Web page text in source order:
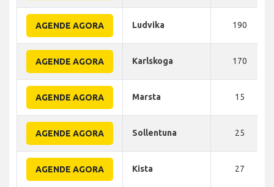
AGENDE AGORA Ludvika 190
AGENDE AGORA Karlskoga 170
AGENDE AGORA Marsta 15
AGENDE AGORA Sollentuna 25
AGENDE AGORA Kista 27